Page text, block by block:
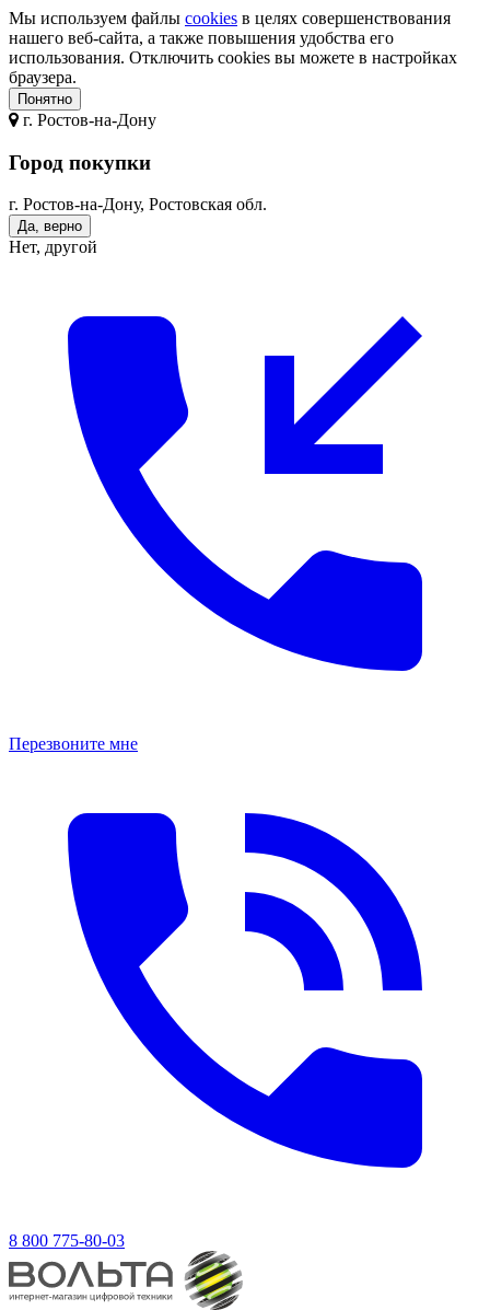
Мы используем файлы cookies в целях совершенствования
нашего веб-сайта, а также повышения удобства его
использования. Отключить cookies вы можете в настройках
браузера.
Понятно
г. Ростов-на-Дону
Город покупки
г. Ростов-на-Дону, Ростовская обл.
Да, верно
Нет, другой
Перезвоните мне
8 800 775-80-03